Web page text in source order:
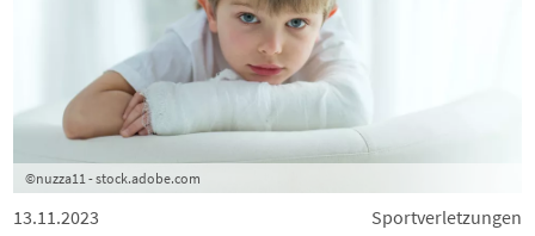
©nuzza11 - stock.adobe.com
13.11.2023 Sportverletzungen